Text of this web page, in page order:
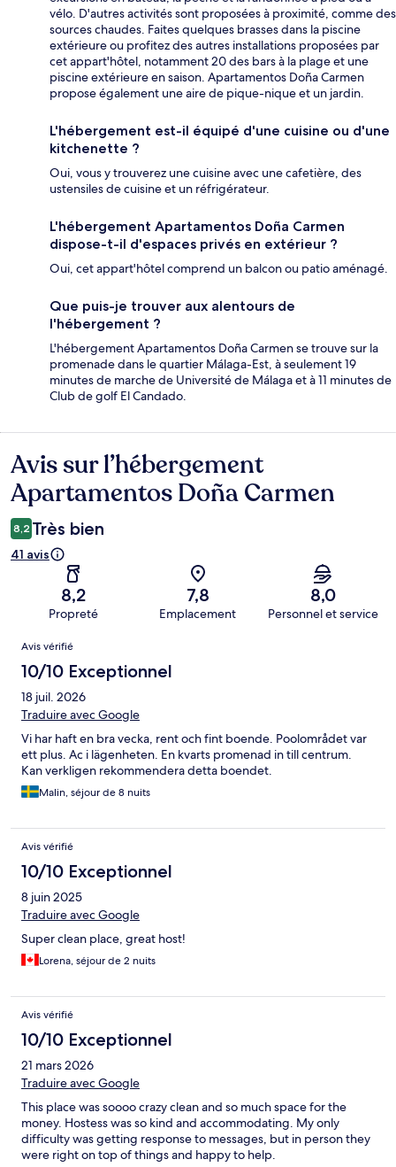
vélo. D'autres activités sont proposées à proximité, comme des
sources chaudes. Faites quelques brasses dans la piscine
extérieure ou profitez des autres installations proposées par
cet appart'hôtel, notamment 20 des bars à la plage et une
piscine extérieure en saison. Apartamentos Doña Carmen
propose également une aire de pique-nique et un jardin.
L'hébergement est-il équipé d'une cuisine ou d'une
kitchenette ?
Oui, vous y trouverez une cuisine avec une cafetière, des
ustensiles de cuisine et un réfrigérateur.
L'hébergement Apartamentos Doña Carmen
dispose-t-il d'espaces privés en extérieur ?
Oui, cet appart'hôtel comprend un balcon ou patio aménagé.
Que puis-je trouver aux alentours de
l'hébergement ?
L'hébergement Apartamentos Doña Carmen se trouve sur la
promenade dans le quartier Málaga-Est, à seulement 19
minutes de marche de Université de Málaga et à 11 minutes de
Club de golf El Candado.
Avis
Avis sur l’hébergement
Apartamentos Doña Carmen
8,2 Très bien
41 avis
8,2
Propreté
7,8
Emplacement
8,0
Personnel et service
Avis
Avis vérifié
10/10 Exceptionnel
18 juil. 2026
Traduire avec Google
Vi har haft en bra vecka, rent och fint boende. Poolområdet var
ett plus. Ac i lägenheten. En kvarts promenad in till centrum.
Kan verkligen rekommendera detta boendet.
Malin, séjour de 8 nuits
Avis vérifié
10/10 Exceptionnel
8 juin 2025
Traduire avec Google
Super clean place, great host!
Lorena, séjour de 2 nuits
Avis vérifié
10/10 Exceptionnel
21 mars 2026
Traduire avec Google
This place was soooo crazy clean and so much space for the
money. Hostess was so kind and accommodating. My only
difficulty was getting response to messages, but in person they
were right on top of things and happy to help.